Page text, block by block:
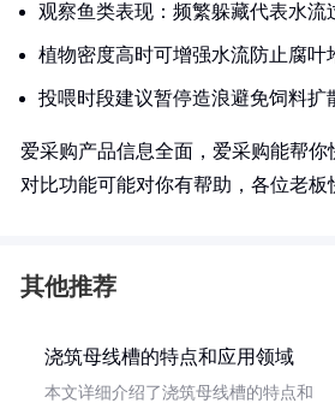
观察鱼类表现：频繁躲藏代表水流
植物密度高时可增强水流防止腐叶
投喂时段建议暂停造浪避免饲料扩
爱采购产品信息全面，爱采购能帮你
对比功能可能对你有帮助，各位老板
其他推荐
浇筑母线槽的特点和应用领域
本文详细介绍了浇筑母线槽的特点和